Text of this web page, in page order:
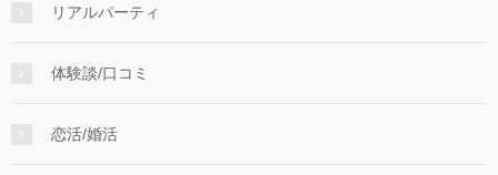
リアルパーティ
体験談/口コミ
恋活/婚活